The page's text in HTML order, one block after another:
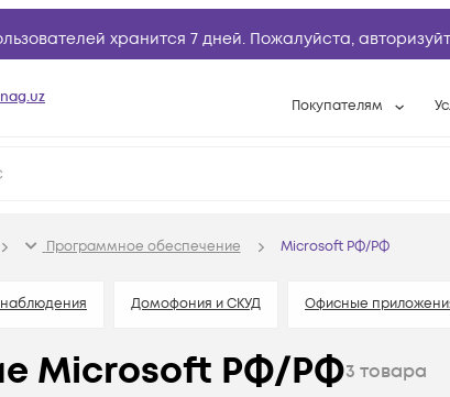
хранится 7 дней. Пожалуйста,
Покупателям
Вопросы и ответы
Техническая поддержка
Конфигураторы
Программное обеспечение Microsoft РФ/РФ
Домофония и СКУД Офисные
Microsoft РФ/РФ3 товара